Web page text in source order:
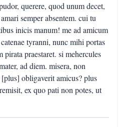
querere, quod unum decet,
semper absentem. cui tu
inicis manum! me ad amicum
tyranni, nunc mihi portas
praestaret. si mehercules
ad diem. misera, non
obligaverit amicus? plus
ex quo pati non potes, ut